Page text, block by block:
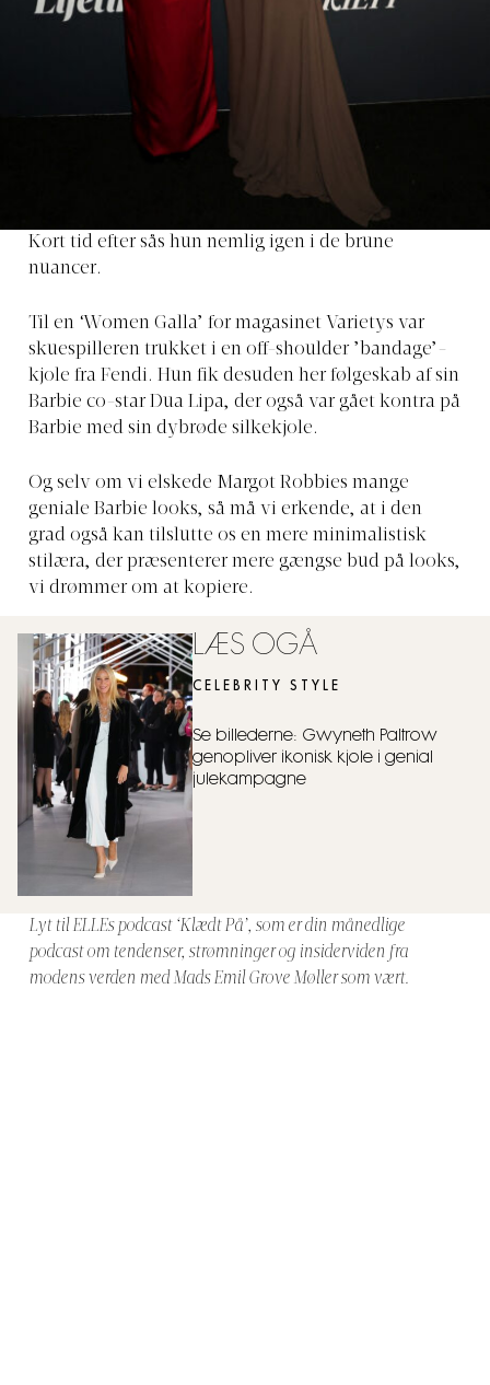
Kort tid efter sås hun nemlig igen i de brune
nuancer.
Til en ‘Women Galla’ for magasinet Varietys var
skuespilleren trukket i en off-shoulder ’bandage’-
kjole fra Fendi. Hun fik desuden her følgeskab af sin
Barbie co-star Dua Lipa, der også var gået kontra på
Barbie med sin dybrøde silkekjole.
Og selv om vi elskede Margot Robbies mange
geniale Barbie looks, så må vi erkende, at i den
grad også kan tilslutte os en mere minimalistisk
stilæra, der præsenterer mere gængse bud på looks,
vi drømmer om at kopiere.
LÆS OGÅ
CELEBRITY STYLE
Se billederne: Gwyneth Paltrow
genopliver ikonisk kjole i genial
julekampagne
Lyt til ELLEs podcast ‘Klædt På’, som er din månedlige
podcast om tendenser, strømninger og insiderviden fra
modens verden med Mads Emil Grove Møller som vært.